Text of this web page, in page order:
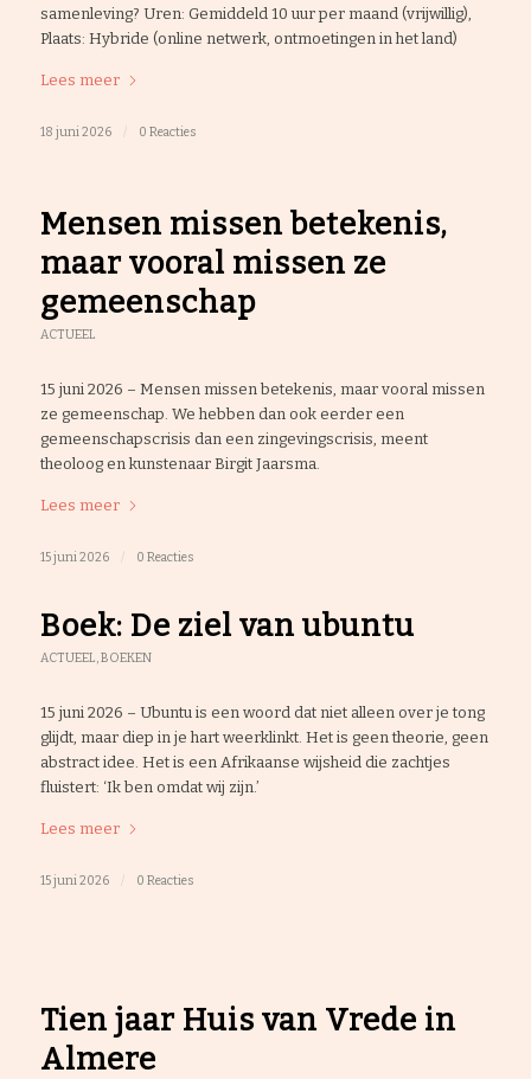
samenleving? Uren: Gemiddeld 10 uur per maand (vrijwillig),
Plaats: Hybride (online netwerk, ontmoetingen in het land)
Lees meer
18 juni 2026 0 Reacties
Mensen missen betekenis,
maar vooral missen ze
gemeenschap
ACTUEEL
15 juni 2026 – Mensen missen betekenis, maar vooral missen
ze gemeenschap. We hebben dan ook eerder een
gemeenschapscrisis dan een zingevingscrisis, meent
theoloog en kunstenaar Birgit Jaarsma.
Lees meer
15 juni 2026 0 Reacties
Boek: De ziel van ubuntu
ACTUEEL,BOEKEN
15 juni 2026 – Ubuntu is een woord dat niet alleen over je tong
glijdt, maar diep in je hart weerklinkt. Het is geen theorie, geen
abstract idee. Het is een Afrikaanse wijsheid die zachtjes
fluistert: ‘Ik ben omdat wij zijn.’
Lees meer
15 juni 2026 0 Reacties
Tien jaar Huis van Vrede in
Almere